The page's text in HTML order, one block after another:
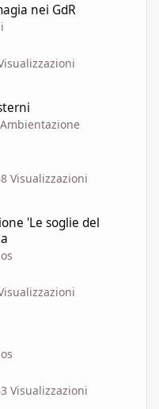
nei GdR
Visualizzazioni
'Le soglie del
Visualizzazioni